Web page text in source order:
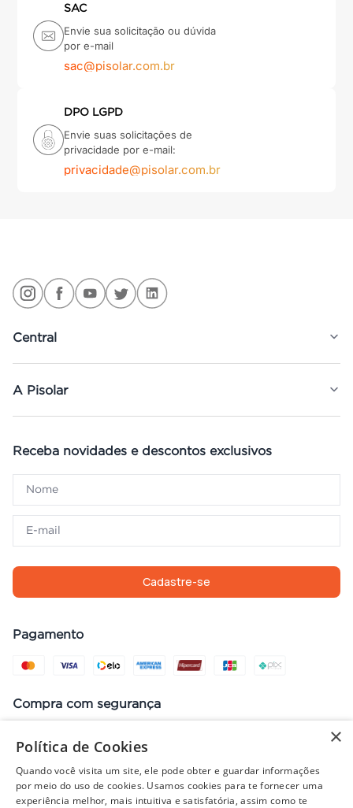
SAC
Envie sua solicitação ou dúvida
por e-mail
sac@pisolar.com.br
DPO LGPD
Envie suas solicitações de
privacidade por e-mail:
privacidade@pisolar.com.br
Central
A Pisolar
Receba novidades e descontos exclusivos
Cadastre-se
Pagamento
Compra com segurança
Preços, promoções, condições de pagamento e frete válidos apenas
para compras no site. Em caso de divergência, prevalece o valor do
×
Política de Cookies
Quando você visita um site, ele pode obter e guardar informações
por meio do uso de cookies. Usamos cookies para te fornecer uma
experiência melhor, mais intuitiva e satisfatória, assim como te